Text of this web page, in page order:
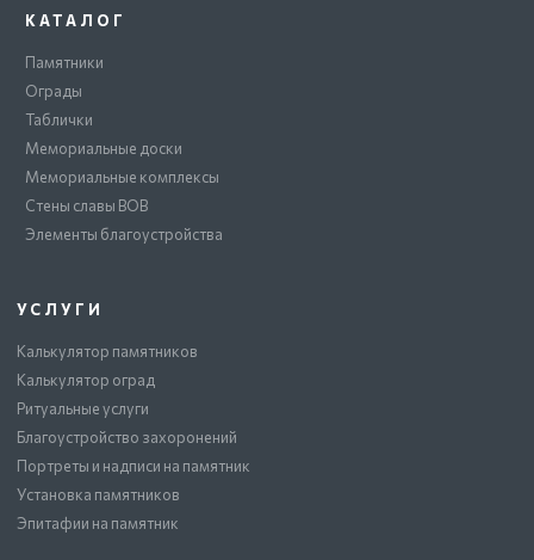
КАТАЛОГ
Памятники
Ограды
Таблички
Мемориальные доски
Мемориальные комплексы
Стены славы ВОВ
Элементы благоустройства
УСЛУГИ
Калькулятор памятников
Калькулятор оград
Ритуальные услуги
Благоустройство захоронений
Портреты и надписи на памятник
Установка памятников
Эпитафии на памятник